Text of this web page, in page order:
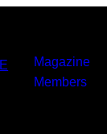
Magazine
Members